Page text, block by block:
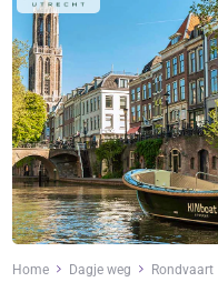
Home Dagje weg Rondvaart